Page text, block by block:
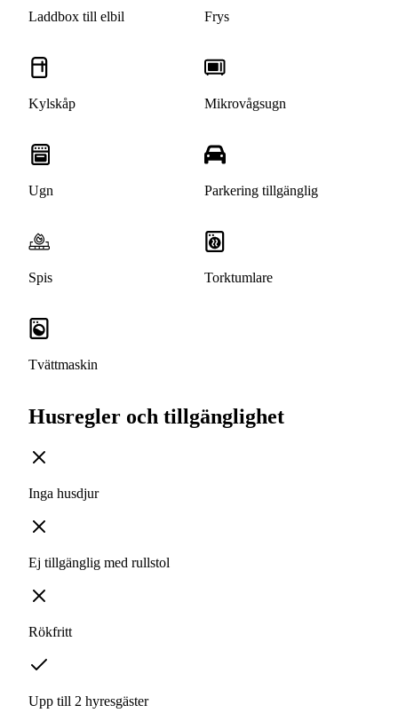
Laddbox till elbil Frys
Kylskåp Mikrovågsugn
Ugn Parkering tillgänglig
Spis Torktumlare
Tvättmaskin
Husregler och tillgänglighet
Inga husdjur
Ej tillgänglig med rullstol
Rökfritt
Upp till 2 hyresgäster